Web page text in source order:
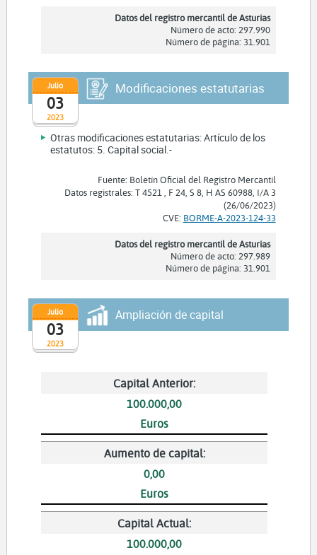
Datos del registro mercantil de Asturias
Número de acto: 297.990
Número de página: 31.901
2023
Julio
03
Modificaciones estatutarias
Otras modificaciones estatutarias: Artículo de los
estatutos: 5. Capital social.-
Fuente: Boletín Oficial del Registro Mercantil
Datos registrales: T 4521 , F 24, S 8, H AS 60988, I/A 3
(26/06/2023)
CVE: BORME-A-2023-124-33
Datos del registro mercantil de Asturias
Número de acto: 297.989
Número de página: 31.901
2023
Julio
03
Ampliación de capital
Capital Anterior:
100.000,00
Euros
Aumento de capital:
0,00
Euros
Capital Actual:
100.000,00